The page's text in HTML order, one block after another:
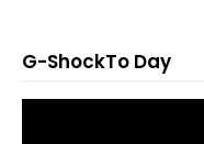
G-ShockTo Day